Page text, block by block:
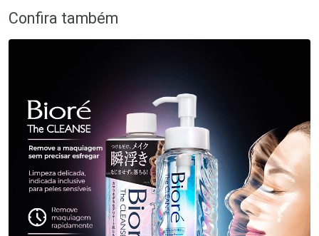
Confira também